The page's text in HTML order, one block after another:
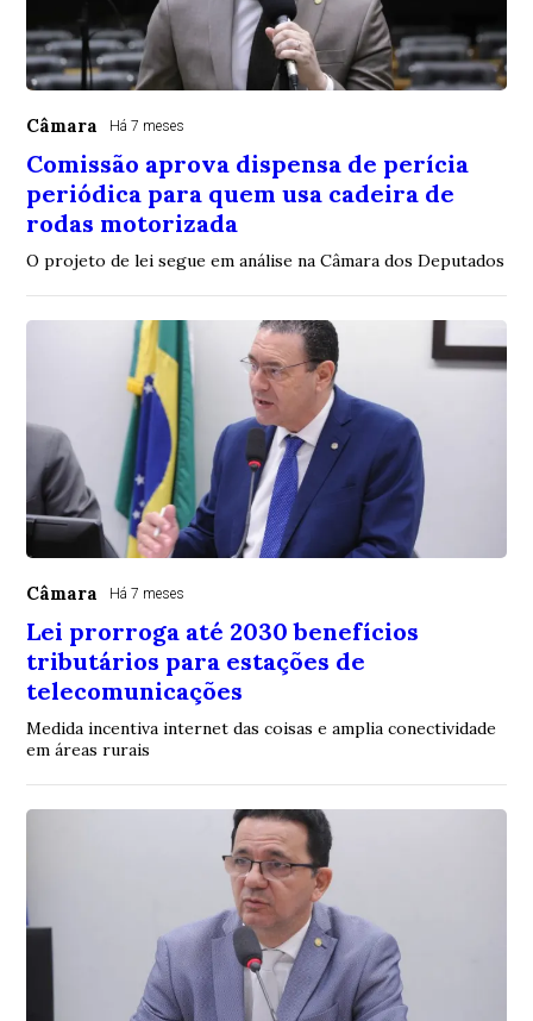
Câmara Há 7 meses
Comissão aprova dispensa de perícia
periódica para quem usa cadeira de
rodas motorizada
O projeto de lei segue em análise na Câmara dos Deputados
Câmara Há 7 meses
Lei prorroga até 2030 benefícios
tributários para estações de
telecomunicações
Medida incentiva internet das coisas e amplia conectividade
em áreas rurais